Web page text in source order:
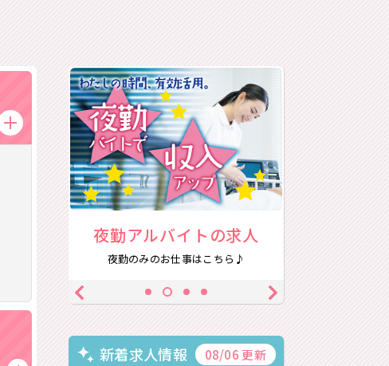
夜勤アルバイトの求人
夜勤のみのお仕事はこちら♪
新着求人情報 08/06 更新